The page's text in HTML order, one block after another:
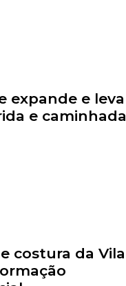
expande e leva
e caminhada
costura da Vila